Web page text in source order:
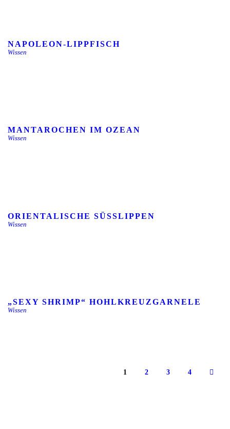
NAPOLEON-LIPPFISCH
Wissen
MANTAROCHEN IM OZEAN
Wissen
ORIENTALISCHE SÜSSLIPPEN
Wissen
„SEXY SHRIMP“ HOHLKREUZGARNELE
Wissen
1 2 3 4